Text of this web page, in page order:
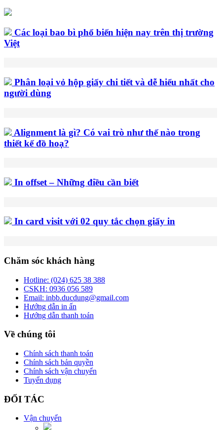
Các loại bao bì phổ biến hiện nay trên thị trường
Việt
Phân loại vỏ hộp giấy chi tiết và dễ hiểu nhất cho
người dùng
Alignment là gì? Có vai trò như thế nào trong
thiết kế đồ hoạ?
In offset – Những điều cần biết
In card visit với 02 quy tắc chọn giấy in
Chăm sóc khách hàng
Hotline: (024) 625 38 388
CSKH: 0936 056 589
Email: inbb.ducdung@gmail.com
Hướng dẫn in ấn
Hướng dẫn thanh toán
Về chúng tôi
Chính sách thanh toán
Chính sách bản quyền
Chính sách vận chuyển
Tuyển dụng
ĐỐI TÁC
Vận chuyển